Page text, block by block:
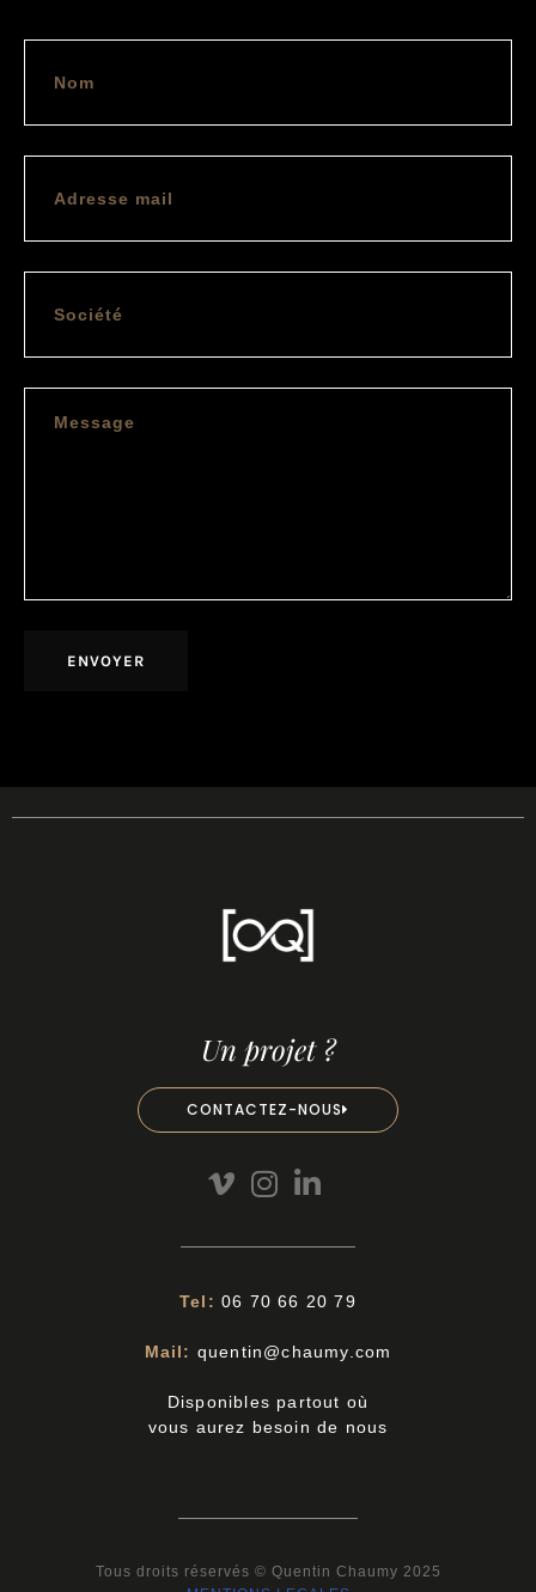
ENVOYER
Un projet ?
CONTACTEZ-NOUS
Tel:06 70 66 20 79
Mail: quentin@chaumy.com
Disponibles partout où
vous aurez besoin de nous
Tous droits réservés © Quentin Chaumy 2025